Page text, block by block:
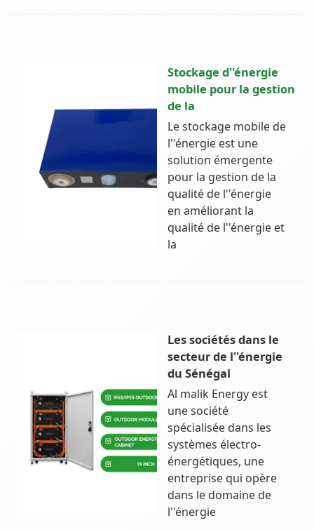
Stockage d''énergie
mobile pour la gestion
de la
Le stockage mobile de
l''énergie est une
solution émergente
pour la gestion de la
qualité de l''énergie
en améliorant la
qualité de l''énergie et
la
Les sociétés dans le
secteur de l''énergie
du Sénégal
Al malik Energy est
une société
spécialisée dans les
systèmes électro-
énergétiques, une
entreprise qui opère
dans le domaine de
l''énergie